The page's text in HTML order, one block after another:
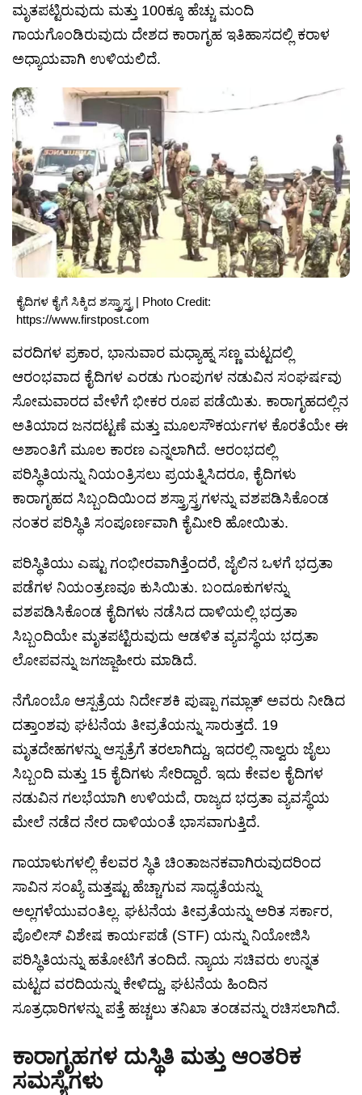
ಮೃತಪಟ್ಟಿರುವುದು ಮತ್ತು 100ಕ್ಕೂ ಹೆಚ್ಚು ಮಂದಿ
ಗಾಯಗೊಂಡಿರುವುದು ದೇಶದ ಕಾರಾಗೃಹ ಇತಿಹಾಸದಲ್ಲಿ ಕರಾಳ
ಅಧ್ಯಾಯವಾಗಿ ಉಳಿಯಲಿದೆ.
ಕೈದಿಗಳ ಕೈಗೆ ಸಿಕ್ಕಿದ ಶಸ್ತ್ರಾಸ್ತ್ರ | Photo Credit:
https://www.firstpost.com
ವರದಿಗಳ ಪ್ರಕಾರ, ಭಾನುವಾರ ಮಧ್ಯಾಹ್ನ ಸಣ್ಣ ಮಟ್ಟದಲ್ಲಿ
ಆರಂಭವಾದ ಕೈದಿಗಳ ಎರಡು ಗುಂಪುಗಳ ನಡುವಿನ ಸಂಘರ್ಷವು
ಸೋಮವಾರದ ವೇಳೆಗೆ ಭೀಕರ ರೂಪ ಪಡೆಯಿತು. ಕಾರಾಗೃಹದಲ್ಲಿನ
ಅತಿಯಾದ ಜನದಟ್ಟಣೆ ಮತ್ತು ಮೂಲಸೌಕರ್ಯಗಳ ಕೊರತೆಯೇ ಈ
ಅಶಾಂತಿಗೆ ಮೂಲ ಕಾರಣ ಎನ್ನಲಾಗಿದೆ. ಆರಂಭದಲ್ಲಿ
ಪರಿಸ್ಥಿತಿಯನ್ನು ನಿಯಂತ್ರಿಸಲು ಪ್ರಯತ್ನಿಸಿದರೂ, ಕೈದಿಗಳು
ಕಾರಾಗೃಹದ ಸಿಬ್ಬಂದಿಯಿಂದ ಶಸ್ತ್ರಾಸ್ತ್ರಗಳನ್ನು ವಶಪಡಿಸಿಕೊಂಡ
ನಂತರ ಪರಿಸ್ಥಿತಿ ಸಂಪೂರ್ಣವಾಗಿ ಕೈಮೀರಿ ಹೋಯಿತು.
ಪರಿಸ್ಥಿತಿಯು ಎಷ್ಟು ಗಂಭೀರವಾಗಿತ್ತೆಂದರೆ, ಜೈಲಿನ ಒಳಗೆ ಭದ್ರತಾ
ಪಡೆಗಳ ನಿಯಂತ್ರಣವೂ ಕುಸಿಯಿತು. ಬಂದೂಕುಗಳನ್ನು
ವಶಪಡಿಸಿಕೊಂಡ ಕೈದಿಗಳು ನಡೆಸಿದ ದಾಳಿಯಲ್ಲಿ ಭದ್ರತಾ
ಸಿಬ್ಬಂದಿಯೇ ಮೃತಪಟ್ಟಿರುವುದು ಆಡಳಿತ ವ್ಯವಸ್ಥೆಯ ಭದ್ರತಾ
ಲೋಪವನ್ನು ಜಗಜ್ಜಾಹೀರು ಮಾಡಿದೆ.
ನೆಗೊಂಬೊ ಆಸ್ಪತ್ರೆಯ ನಿರ್ದೇಶಕಿ ಪುಷ್ಪಾ ಗಮ್ಲಾತ್ ಅವರು ನೀಡಿದ
ದತ್ತಾಂಶವು ಘಟನೆಯ ತೀವ್ರತೆಯನ್ನು ಸಾರುತ್ತದೆ. 19
ಮೃತದೇಹಗಳನ್ನು ಆಸ್ಪತ್ರೆಗೆ ತರಲಾಗಿದ್ದು, ಇದರಲ್ಲಿ ನಾಲ್ವರು ಜೈಲು
ಸಿಬ್ಬಂದಿ ಮತ್ತು 15 ಕೈದಿಗಳು ಸೇರಿದ್ದಾರೆ. ಇದು ಕೇವಲ ಕೈದಿಗಳ
ನಡುವಿನ ಗಲಭೆಯಾಗಿ ಉಳಿಯದೆ, ರಾಜ್ಯದ ಭದ್ರತಾ ವ್ಯವಸ್ಥೆಯ
ಮೇಲೆ ನಡೆದ ನೇರ ದಾಳಿಯಂತೆ ಭಾಸವಾಗುತ್ತಿದೆ.
ಗಾಯಾಳುಗಳಲ್ಲಿ ಕೆಲವರ ಸ್ಥಿತಿ ಚಿಂತಾಜನಕವಾಗಿರುವುದರಿಂದ
ಸಾವಿನ ಸಂಖ್ಯೆ ಮತ್ತಷ್ಟು ಹೆಚ್ಚಾಗುವ ಸಾಧ್ಯತೆಯನ್ನು
ಅಲ್ಲಗಳೆಯುವಂತಿಲ್ಲ. ಘಟನೆಯ ತೀವ್ರತೆಯನ್ನು ಅರಿತ ಸರ್ಕಾರ,
ಪೊಲೀಸ್ ವಿಶೇಷ ಕಾರ್ಯಪಡೆ (STF) ಯನ್ನು ನಿಯೋಜಿಸಿ
ಪರಿಸ್ಥಿತಿಯನ್ನು ಹತೋಟಿಗೆ ತಂದಿದೆ. ನ್ಯಾಯ ಸಚಿವರು ಉನ್ನತ
ಮಟ್ಟದ ವರದಿಯನ್ನು ಕೇಳಿದ್ದು, ಘಟನೆಯ ಹಿಂದಿನ
ಸೂತ್ರಧಾರಿಗಳನ್ನು ಪತ್ತೆ ಹಚ್ಚಲು ತನಿಖಾ ತಂಡವನ್ನು ರಚಿಸಲಾಗಿದೆ.
ಕಾರಾಗೃಹಗಳ ದುಸ್ಥಿತಿ ಮತ್ತು ಆಂತರಿಕ
ಸಮಸ್ಯೆಗಳು